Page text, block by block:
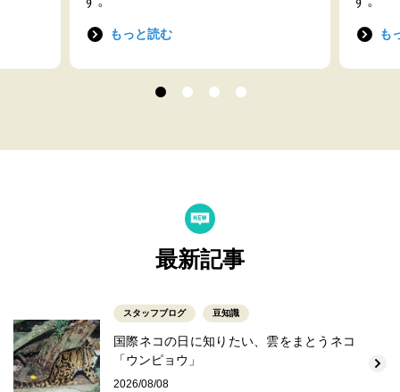
もっと読む も
最新記事
スタッフブログ 豆知識
国際ネコの日に知りたい、雲をまとうネコ
「ウンピョウ」
2026/08/08